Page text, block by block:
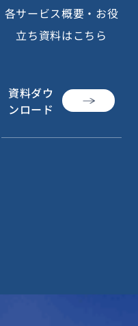
各サービス概要・お役
立ち資料はこちら
資料ダウ
ンロード